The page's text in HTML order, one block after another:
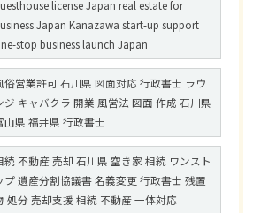
license Japan real estate for
Japan Kanazawa start-up support
stop business launch Japan
俗営業許可 石川県 図面対応 行政書士 ラウ
ジ キャバクラ 開業 風営法 図面 作成 石川県
山県 福井県 行政書士
続 不動産 売却 石川県 空き家 相続 ワンスト
プ 遺産分割協議書 名義変更 行政書士 残置
処分 売却支援 相続 不動産 一体対応